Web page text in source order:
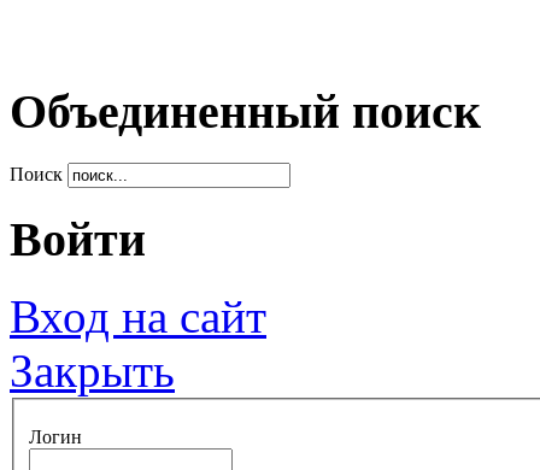
Объединенный поиск
Поиск
Войти
Вход на сайт
Закрыть
Логин